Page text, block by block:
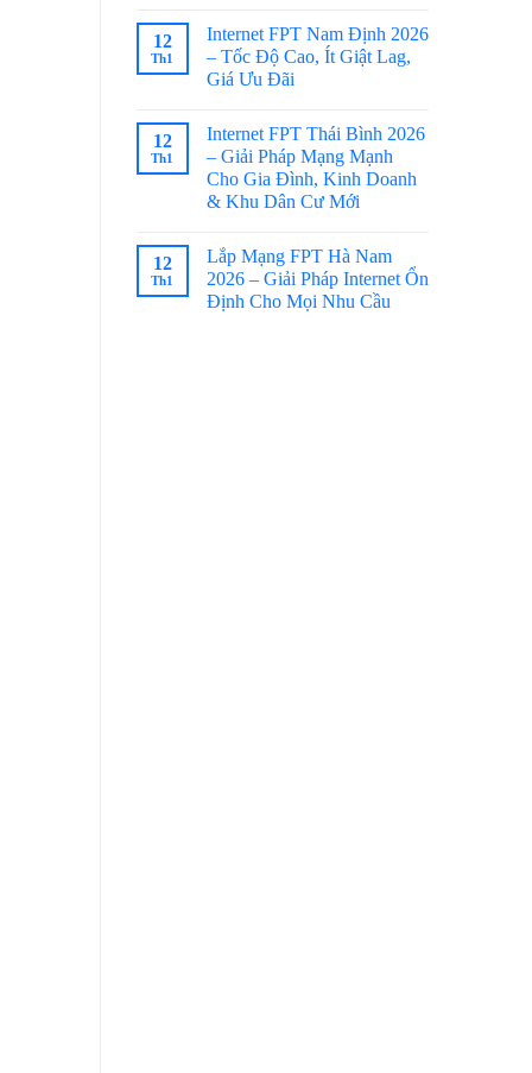
12
Th1
Internet FPT Nam Định 2026
– Tốc Độ Cao, Ít Giật Lag,
Giá Ưu Đãi
12
Th1
Internet FPT Thái Bình 2026
– Giải Pháp Mạng Mạnh
Cho Gia Đình, Kinh Doanh
& Khu Dân Cư Mới
12
Th1
Lắp Mạng FPT Hà Nam
2026 – Giải Pháp Internet Ổn
Định Cho Mọi Nhu Cầu